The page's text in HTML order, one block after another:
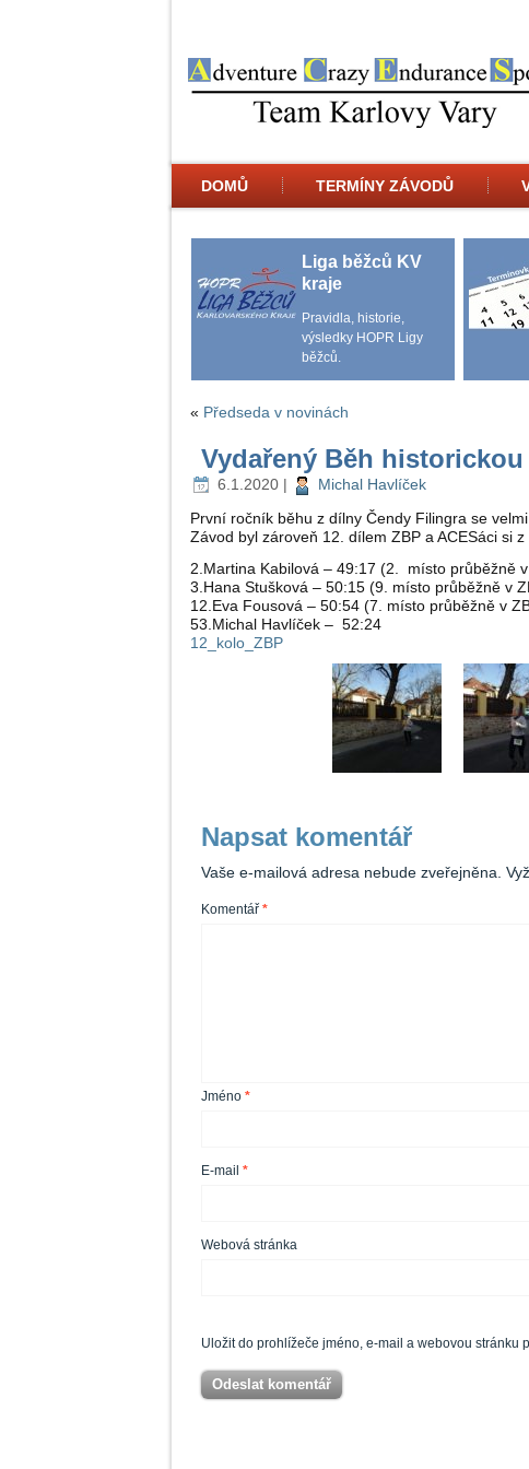
DOMŮ TERMÍNY ZÁVODŮ
Liga běžců KV
kraje
Pravidla, historie,
výsledky HOPR Ligy
běžců.
« Předseda v novinách
Vydařený Běh
6.1.2020 |
Michal Havlíček
První ročník běhu z dílny Čendy Filingra se
Závod byl zároveň 12. dílem ZBP a ACESáci si
2.Martina Kabilová – 49:17 (2. místo průběžně
3.Hana Stušková – 50:15 (9. místo průběžně v
12.Eva Fousová – 50:54 (7. místo průběžně v
53.Michal Havlíček – 52:24
12_kolo_ZBP
Napsat komentář
Vaše e-mailová adresa nebude zveřejněna.
Komentář *
Jméno *
E-mail *
Webová stránka
Uložit do prohlížeče jméno, e-mail a webovou stránku